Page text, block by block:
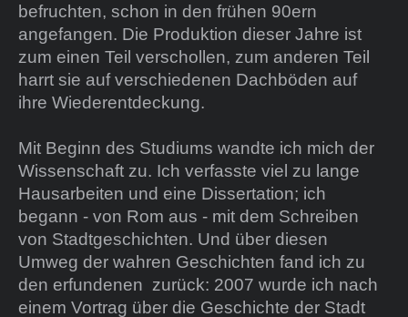
befruchten, schon in den frühen 90ern
angefangen. Die Produktion dieser Jahre ist
zum einen Teil verschollen, zum anderen Teil
harrt sie auf verschiedenen Dachböden auf
ihre Wiederentdeckung.
Mit Beginn des Studiums wandte ich mich der
Wissenschaft zu. Ich verfasste viel zu lange
Hausarbeiten und eine Dissertation; ich
begann - von Rom aus - mit dem Schreiben
von Stadtgeschichten. Und über diesen
Umweg der wahren Geschichten fand ich zu
den erfundenen zurück: 2007 wurde ich nach
einem Vortrag über die Geschichte der Stadt